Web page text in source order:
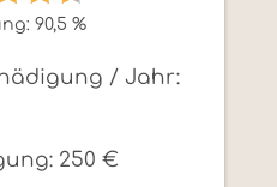
90,5 %
/ Jahr:
250 €